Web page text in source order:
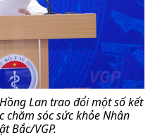
Lan trao đổi một số kết
sóc sức khỏe Nhân
Bắc/VGP.